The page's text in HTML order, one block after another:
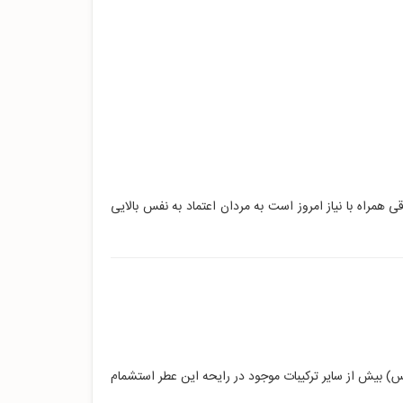
با نیاز امروز است به مردان اعتماد به نفس بالایی
از سایر ترکیبات موجود در رایحه این عطر استشمام